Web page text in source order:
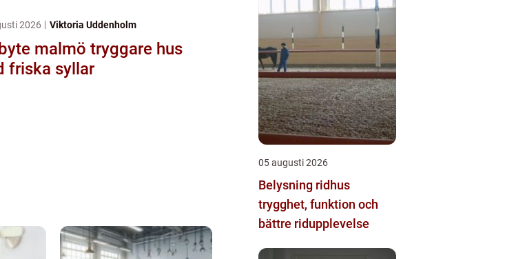
2026 Viktoria Uddenholm
malmö tryggare hus
friska syllar
05 augusti 2026
Belysning ridhus
trygghet, funktion och
bättre ridupplevelse